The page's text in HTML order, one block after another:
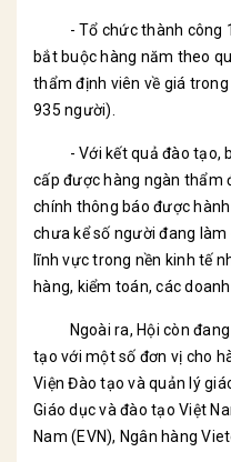
- Tổ chức thành công
bắt buộc hàng năm theo
thẩm định viên về giá
935 người).
- Với kết quả đào tạo,
cấp được hàng ngàn thẩm
chính thông báo được
chưa kể số người đang
lĩnh vực trong nền kinh tế
hàng, kiểm toán, các
Ngoài ra, Hội còn đang
tạo với một số đơn vị cho
Viện Đào tạo và quản lý
Giáo dục và đào tạo Việt
Nam (EVN), Ngân hàng